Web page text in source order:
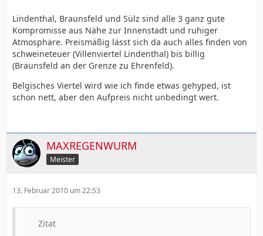
Lindenthal, Braunsfeld und Sülz sind alle 3 ganz gute
Kompromisse aus Nähe zur Innenstadt und ruhiger
Atmosphäre. Preismäßig lässt sich da auch alles finden von
schweineteuer (Villenviertel Lindenthal) bis billig
(Braunsfeld an der Grenze zu Ehrenfeld).
Belgisches Viertel wird wie ich finde etwas gehyped, ist
schon nett, aber den Aufpreis nicht unbedingt wert.
MAXREGENWURM
Meister
13. Februar 2010 um 22:53
Zitat